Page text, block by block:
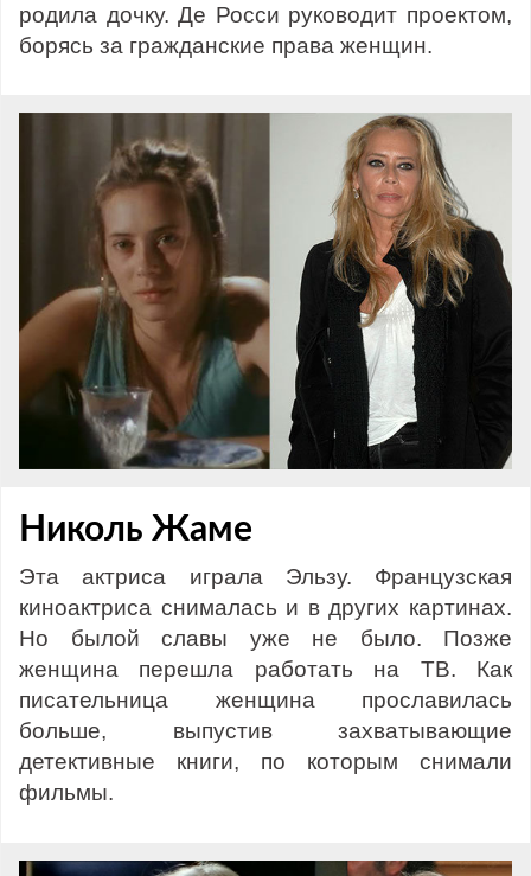
родила дочку. Де Росси руководит проектом,
борясь за гражданские права женщин.
Николь Жаме
Эта актриса играла Эльзу. Французская
киноактриса снималась и в других картинах.
Но былой славы уже не было. Позже
женщина перешла работать на ТВ. Как
писательница женщина прославилась
больше, выпустив захватывающие
детективные книги, по которым снимали
фильмы.